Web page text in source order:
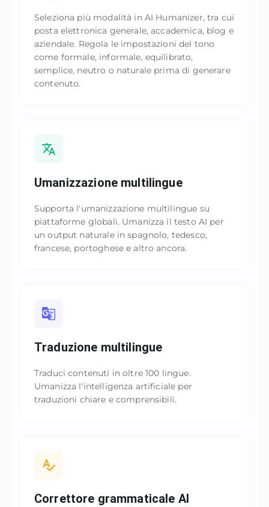
Seleziona più modalità in AI Humanizer, tra cui
posta elettronica generale, accademica, blog e
aziendale. Regola le impostazioni del tono
come formale, informale, equilibrato,
semplice, neutro o naturale prima di generare
contenuto.
Umanizzazione multilingue
Supporta l'umanizzazione multilingue su
piattaforme globali. Umanizza il testo AI per
un output naturale in spagnolo, tedesco,
francese, portoghese e altro ancora.
Traduzione multilingue
Traduci contenuti in oltre 100 lingue.
Umanizza l'intelligenza artificiale per
traduzioni chiare e comprensibili.
Correttore grammaticale AI